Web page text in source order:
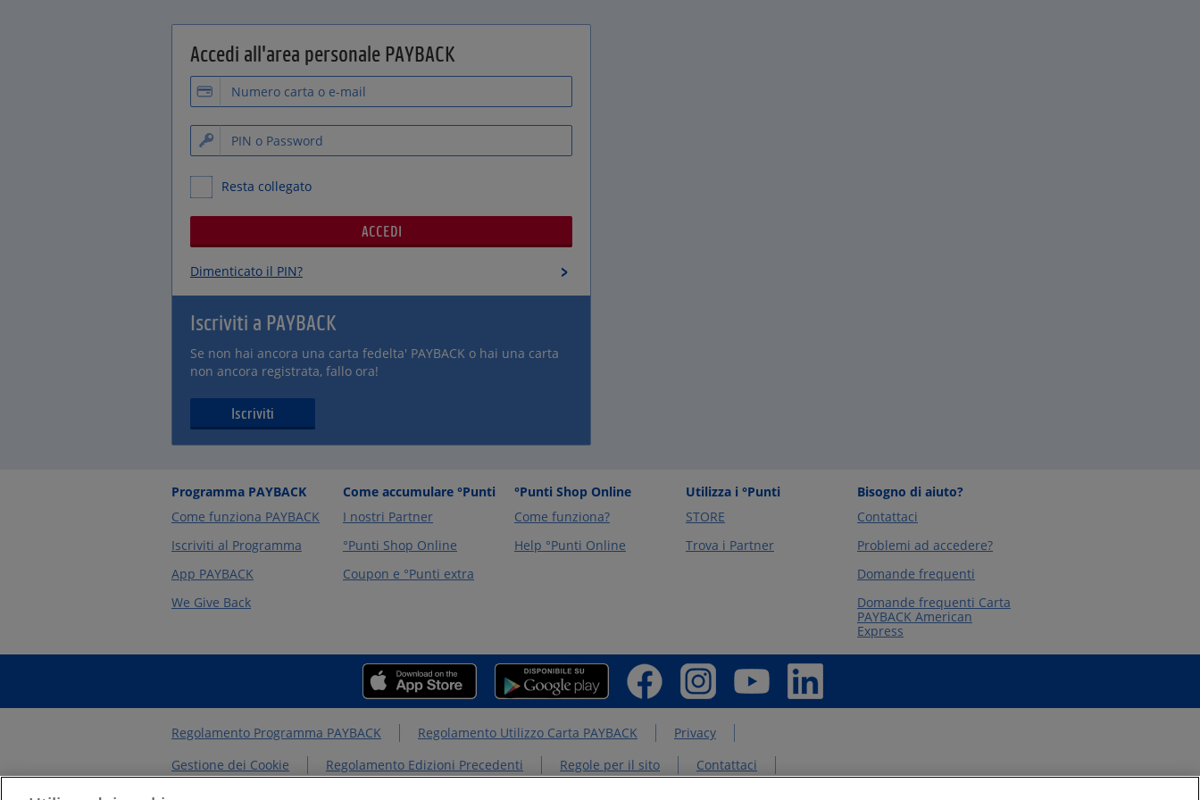
Accedi all'area personale PAYBACK
Resta collegato
Dimenticato il PIN?
Iscriviti a PAYBACK
Se non hai ancora una carta fedelta' PAYBACK o hai una carta
non ancora registrata, fallo ora!
Iscriviti
Programma PAYBACK
Come funziona PAYBACK
Iscriviti al Programma
App PAYBACK
We Give Back
Come accumulare °Punti
I nostri Partner
°Punti Shop Online
Coupon e °Punti extra
°Punti Shop Online
Come funziona?
Help °Punti Online
Utilizza i °Punti
STORE
Trova i Partner
Bisogno di aiuto?
Contattaci
Problemi ad accedere?
Domande frequenti
Domande frequenti Carta
PAYBACK American
Express
Regolamento Programma PAYBACK Regolamento Utilizzo Carta PAYBACK
Privacy
Gestione dei Cookie
Regolamento Edizioni Precedenti Regole per il sito
Contattaci